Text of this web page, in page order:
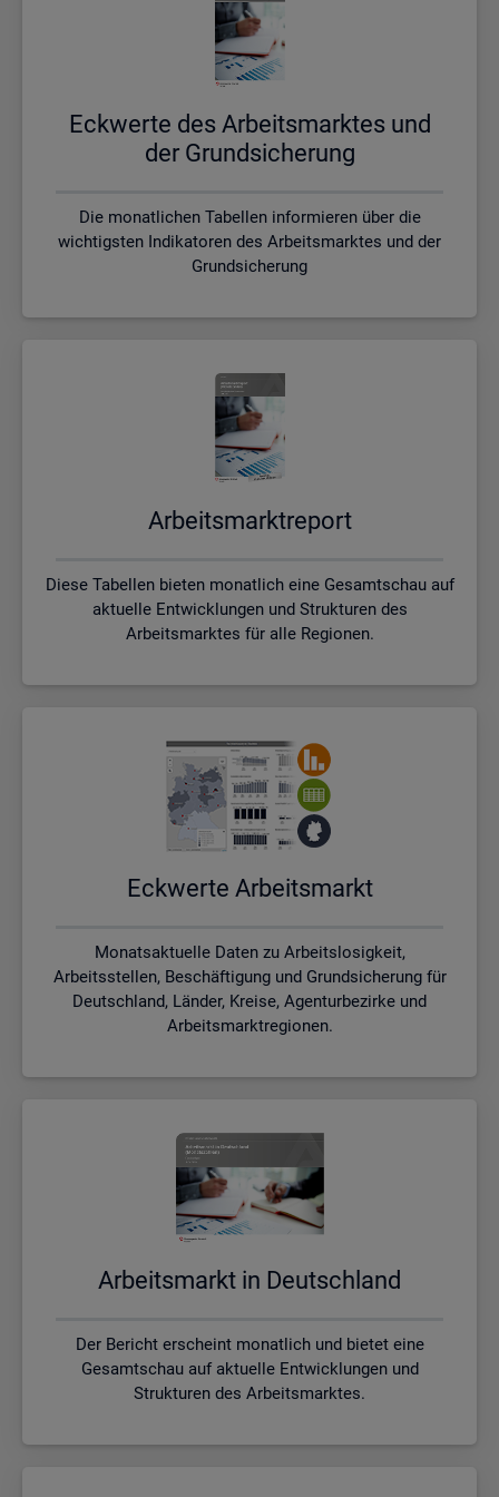
Eck­wer­te des Ar­beits­mark­tes und
der Grund­si­che­rung
Die monatlichen Tabellen informieren über die
wichtigsten Indikatoren des Arbeitsmarktes und der
Grundsicherung
Ar­beits­markt­re­port
Diese Tabellen bieten monatlich eine Gesamtschau auf
aktuelle Entwicklungen und Strukturen des
Arbeitsmarktes für alle Regionen.
Eck­wer­te Ar­beits­markt
Monatsaktuelle Daten zu Arbeitslosigkeit,
Arbeitsstellen, Beschäftigung und Grundsicherung für
Deutschland, Länder, Kreise, Agenturbezirke und
Arbeitsmarktregionen.
Ar­beits­markt in Deutsch­land
Der Bericht erscheint monatlich und bietet eine
Gesamtschau auf aktuelle Entwicklungen und
Strukturen des Arbeitsmarktes.